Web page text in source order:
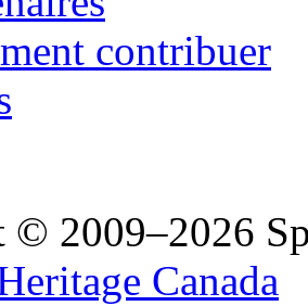
contribuer
© 2009–2026
Canada